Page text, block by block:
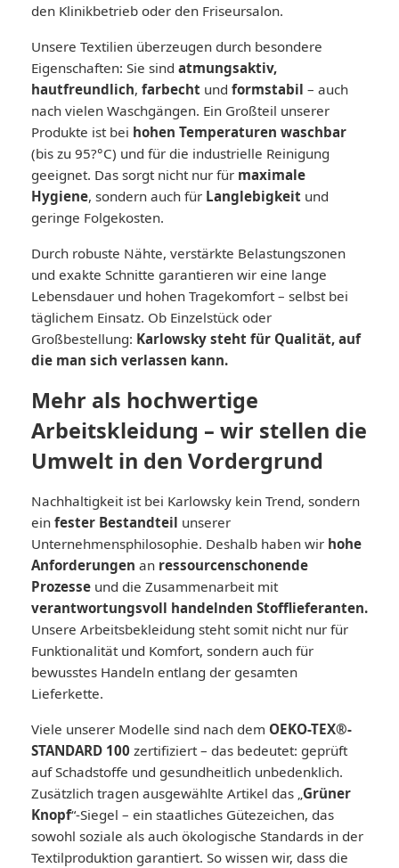
den Klinikbetrieb oder den Friseursalon.
Unsere Textilien überzeugen durch besondere
Eigenschaften: Sie sind atmungsaktiv,
hautfreundlich, farbecht und formstabil – auch
nach vielen Waschgängen. Ein Großteil unserer
Produkte ist bei hohen Temperaturen waschbar
(bis zu 95?°C) und für die industrielle Reinigung
geeignet. Das sorgt nicht nur für maximale
Hygiene, sondern auch für Langlebigkeit und
geringe Folgekosten.
Durch robuste Nähte, verstärkte Belastungszonen
und exakte Schnitte garantieren wir eine lange
Lebensdauer und hohen Tragekomfort – selbst bei
täglichem Einsatz. Ob Einzelstück oder
Großbestellung: Karlowsky steht für Qualität, auf
die man sich verlassen kann.
Mehr als hochwertige
Arbeitskleidung – wir stellen die
Umwelt in den Vordergrund
Nachhaltigkeit ist bei Karlowsky kein Trend, sondern
ein fester Bestandteil unserer
Unternehmensphilosophie. Deshalb haben wir hohe
Anforderungen an ressourcenschonende
Prozesse und die Zusammenarbeit mit
verantwortungsvoll handelnden Stofflieferanten.
Unsere Arbeitsbekleidung steht somit nicht nur für
Funktionalität und Komfort, sondern auch für
bewusstes Handeln entlang der gesamten
Lieferkette.
Viele unserer Modelle sind nach dem OEKO-TEX®-
STANDARD 100 zertifiziert – das bedeutet: geprüft
auf Schadstoffe und gesundheitlich unbedenklich.
Zusätzlich tragen ausgewählte Artikel das „ Grüner
Knopf“-Siegel – ein staatliches Gütezeichen, das
sowohl soziale als auch ökologische Standards in der
Textilproduktion garantiert. So wissen wir, dass die